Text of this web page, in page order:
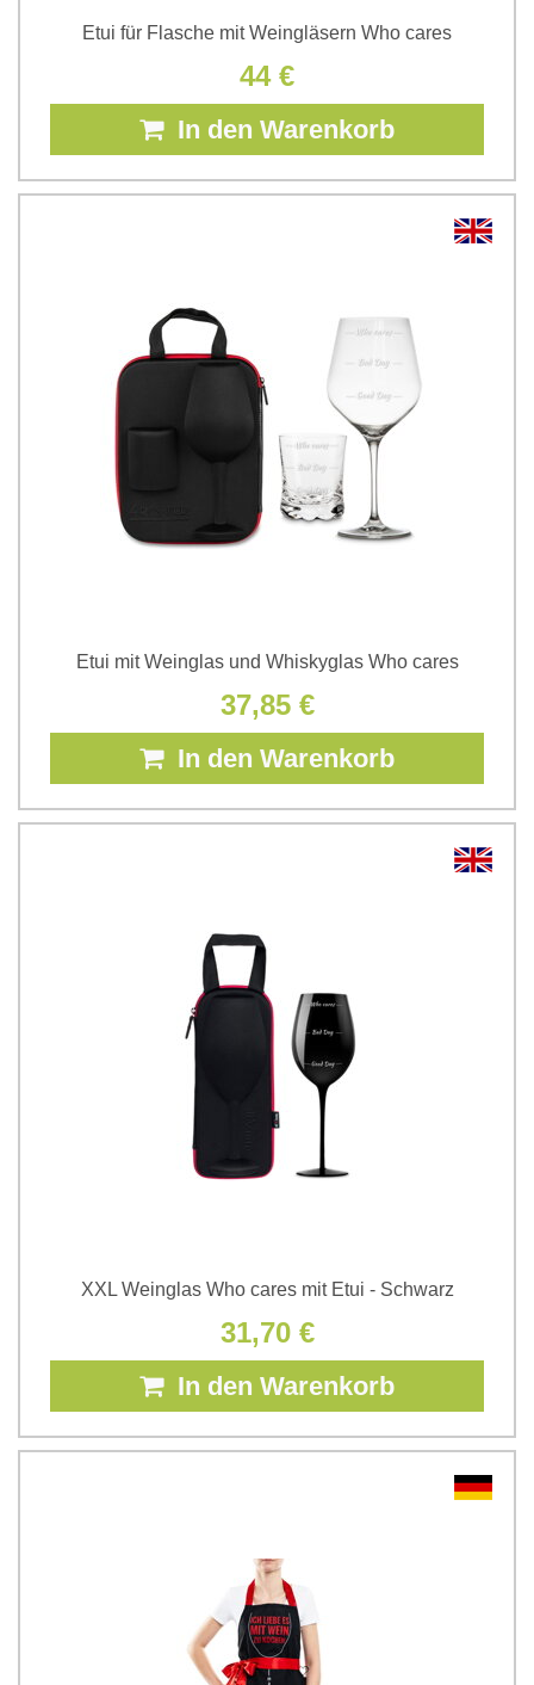
Etui für Flasche mit Weingläsern Who cares
44 €
In den Warenkorb
Etui mit Weinglas und Whiskyglas Who cares
37,85 €
In den Warenkorb
XXL Weinglas Who cares mit Etui - Schwarz
31,70 €
In den Warenkorb